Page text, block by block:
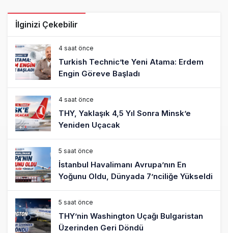
İlginizi Çekebilir
4 saat önce
Turkish Technic’te Yeni Atama: Erdem
Engin Göreve Başladı
4 saat önce
THY, Yaklaşık 4,5 Yıl Sonra Minsk’e
Yeniden Uçacak
5 saat önce
İstanbul Havalimanı Avrupa’nın En
Yoğunu Oldu, Dünyada 7’nciliğe Yükseldi
5 saat önce
THY’nin Washington Uçağı Bulgaristan
Üzerinden Geri Döndü